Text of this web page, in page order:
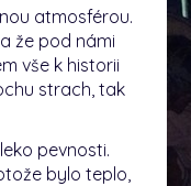
atmosférou.
že pod námi
vše k historii
strach, tak
pevnosti.
bylo teplo,